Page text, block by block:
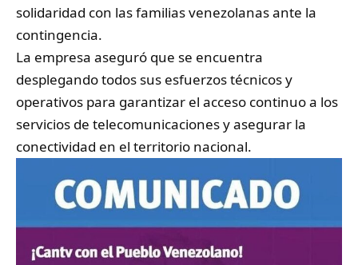
solidaridad con las familias venezolanas ante la
contingencia.
La empresa aseguró que se encuentra
desplegando todos sus esfuerzos técnicos y
operativos para garantizar el acceso continuo a los
servicios de telecomunicaciones y asegurar la
conectividad en el territorio nacional.